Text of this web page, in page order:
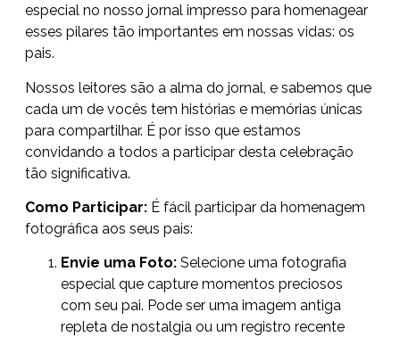
especial no nosso jornal impresso para homenagear
esses pilares tão importantes em nossas vidas: os
pais.
Nossos leitores são a alma do jornal, e sabemos que
cada um de vocês tem histórias e memórias únicas
para compartilhar. É por isso que estamos
convidando a todos a participar desta celebração
tão significativa.
Como Participar: É fácil participar da homenagem
fotográfica aos seus pais:
Envie uma Foto: Selecione uma fotografia
especial que capture momentos preciosos
com seu pai. Pode ser uma imagem antiga
repleta de nostalgia ou um registro recente